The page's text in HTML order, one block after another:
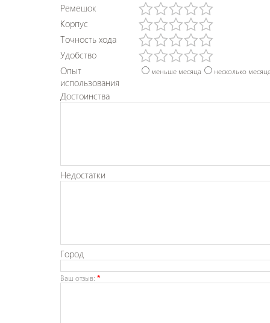
Ремешок
Корпус
Точность хода
Удобство
Опыт
использования
меньше месяца несколько
Достоинства
Недостатки
Город
Ваш отзыв: *